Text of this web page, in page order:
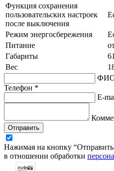
Функция сохранения
пользовательских настроек
после выключения
Режим энергосбережения
Питание
Габариты
Вес
Телефон *
E-
Отправить
Нажимая на кнопку
в отношении обработки